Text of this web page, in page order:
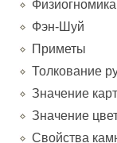
Физиогномика
Фэн-Шуй
Приметы
Толкование
Значение
Значение
Свойства